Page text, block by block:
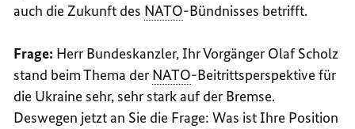
auch die Zukunft des NATO-Bündnisses betrifft.
Frage: Herr Bundeskanzler, Ihr Vorgänger Olaf Scholz
stand beim Thema der NATO-Beitrittsperspektive für
die Ukraine sehr, sehr stark auf der Bremse.
Deswegen jetzt an Sie die Frage: Was ist Ihre Position